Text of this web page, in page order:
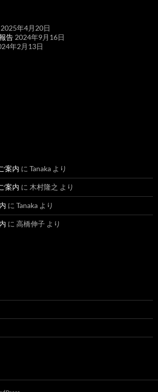
2025年4月20日
告 2024年9月16日
年2月13日
案内 に Tanaka より
案内 に 木村隆之 より
に Tanaka より
に 高橋伸子 より